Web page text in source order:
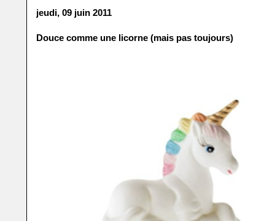
jeudi, 09 juin 2011
Douce comme une licorne (mais pas toujours)